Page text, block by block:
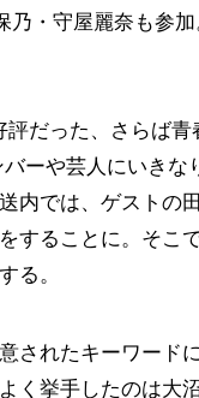
乃・守屋麗奈も参
評だった、さらば
ーや芸人にいき
内では、ゲストの
することに。そこ
る。
されたキーワード
く挙手したのは大